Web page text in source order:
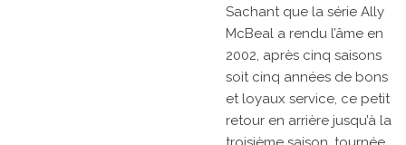
Sachant que la série Ally
McBeal a rendu l’âme en
2002, après cinq saisons
soit cinq années de bons
et loyaux service, ce petit
retour en arrière jusqu’à la